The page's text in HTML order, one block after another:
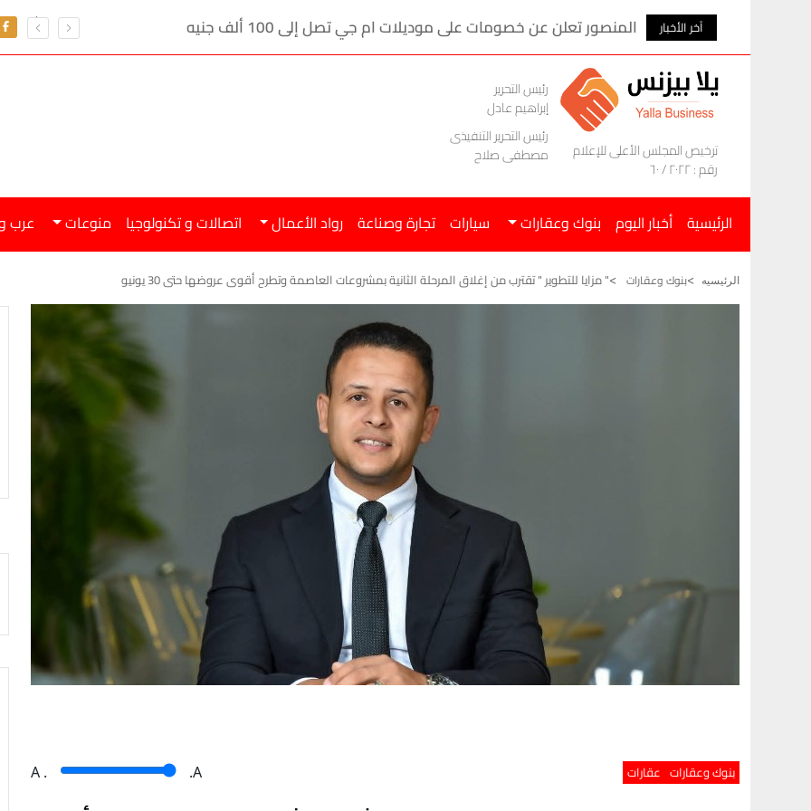
آخر الأخبار المنصور تعلن عن خصومات على موديلات ام جي تصل إلى 100 ألف جنيه
ترخيص المجلس الأعلى للإعلام
رقم : ٢٠٢٢ / ٦٠
رئيس التحرير
إبراهيم عادل
رئيس التحرير التنفيذى
مصطفى صلاح
الرئيسية أخبار اليوم بنوك وعقارات سيارات تجارة وصناعة رواد الأعمال اتصالات و تكنولوجيا منوعات عرب
الرئيسيه بنوك وعقارات " مزايا للتطوير " تقترب من إغلاق المرحلة الثانية بمشروعات العاصمة وتطرح أقوى عروضها حتى 30 يونيو
بنوك وعقارات عقارات A . .A